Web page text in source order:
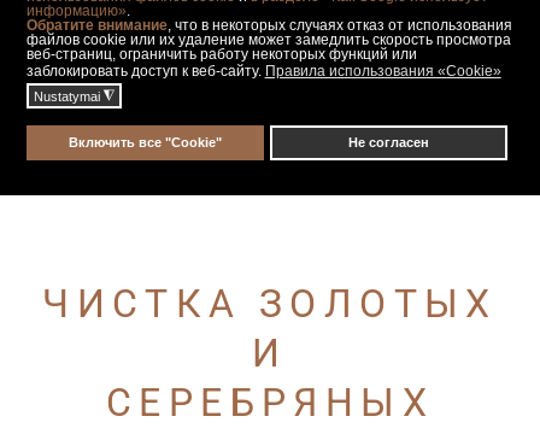
информацию»
Обратите внимание, что в некоторых случаях отказ от использования
файлов cookie или их удаление может замедлить скорость просмотра
веб-страниц, ограничить работу некоторых функций или
заблокировать доступ к веб-сайту. Правила использования «Cookie»
Nustatymai ◮
Включить все "Cookie" Не согласен
камни, камни, увеличиваем или уменьшаем кольца.
Обращайтесь к нам!
ЧИСТКА ЗОЛОТЫХ
И
СЕРЕБРЯНЫХ